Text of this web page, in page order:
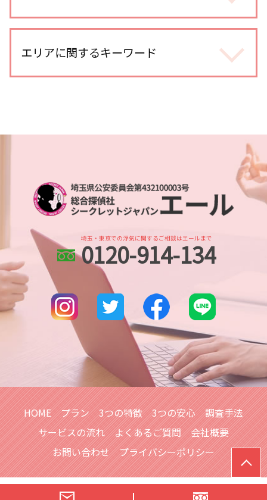
不倫調査 不倫相手
不倫調査 iphone
探偵 報告書
オンラインゲーム 出会い
浮気調査 自分で尾行
身辺調査 結婚 どこまで
身辺調査 どうやって
身辺調査 意味
身辺調査 探偵
身辺調査 内定取り消し
dv被害 対策 探偵
身辺調査 結婚
人探し 見つからない
人探し 探偵
生き別れ 会いたい
家出調査 必要な情報
人探し
人探し 方法
人探し データ調査
所在調査
人探し 探偵事務所
探偵 人探し どこまで
人探し 方法 sns
人探し 悪用
別れ工作
エリアに関するキーワード
浦和 身辺調査
さいたま市 探偵
越谷市 スマホ調査
川口市 line 調査
武蔵浦和 身辺調査
埼玉県 信用調査
大宮公園 身辺調査
大宮公園 人探し
川越 浮気不倫調査
さいたま市 人探し
川口市 身辺調査
川越市 身辺調査
武蔵浦和 人探し
所沢市 浮気不倫調査
武蔵浦和 浮気不倫調査
埼玉・東京での浮気に関するご相談はエールまで
0120-914-134
HOME プラン 3つの特徴 3つの安心
調査手法
サービスの流れ
よくあるご質問
会社概要
お問い合わせ
プライバシーポリシー
© 浮気調査は【総合探偵社シークレットジャパンエール】へ｜埼玉ほ